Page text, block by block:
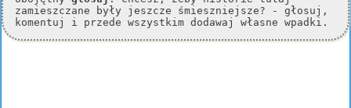
zamieszczane były jeszcze śmieszniejsze? - głosuj,
komentuj i przede wszystkim dodawaj własne wpadki.